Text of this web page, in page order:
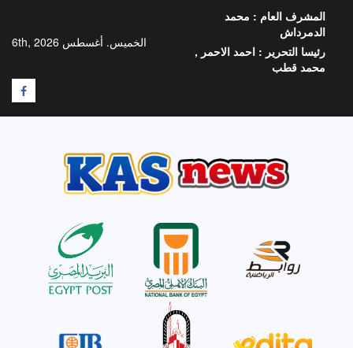
المحتوى
الخميس. أغسطس 6th, 2026
المشرف العام : محمد
الدمرداش
رئيسا التحرير : احمد الاحمر ,
محمد قطب
F